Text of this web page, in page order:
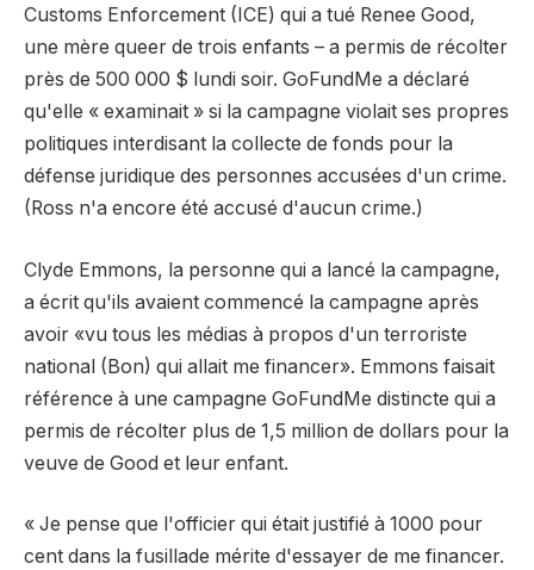
Customs Enforcement (ICE) qui a tué Renee Good,
une mère queer de trois enfants – a permis de récolter
près de 500 000 $ lundi soir. GoFundMe a déclaré
qu'elle « examinait » si la campagne violait ses propres
politiques interdisant la collecte de fonds pour la
défense juridique des personnes accusées d'un crime.
(Ross n'a encore été accusé d'aucun crime.)
Clyde Emmons, la personne qui a lancé la campagne,
a écrit qu'ils avaient commencé la campagne après
avoir «vu tous les médias à propos d'un terroriste
national (Bon) qui allait me financer». Emmons faisait
référence à une campagne GoFundMe distincte qui a
permis de récolter plus de 1,5 million de dollars pour la
veuve de Good et leur enfant.
« Je pense que l'officier qui était justifié à 1000 pour
cent dans la fusillade mérite d'essayer de me financer.